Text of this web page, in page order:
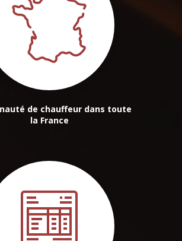
de chauffeur dans toute
la France